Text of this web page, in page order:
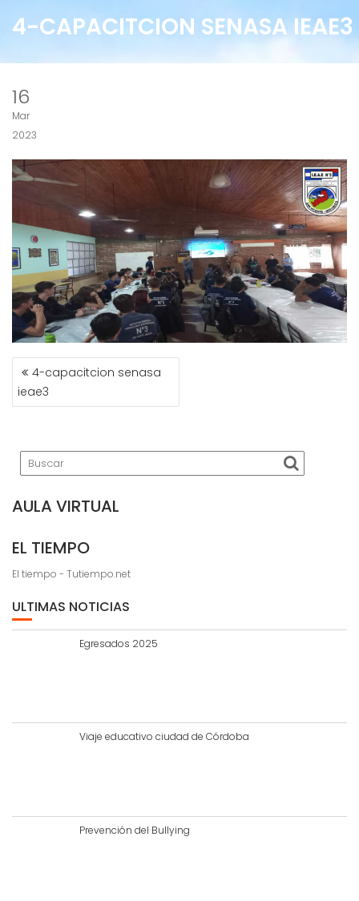
4-CAPACITCION SENASA IEAE3
16
Mar
2023
NAVEGACIÓN
DE
ENTRADAS
4-capacitcion senasa
ieae3
AULA VIRTUAL
EL TIEMPO
El tiempo - Tutiempo.net
ULTIMAS NOTICIAS
Egresados 2025
Viaje educativo ciudad de Córdoba
Prevención del Bullying